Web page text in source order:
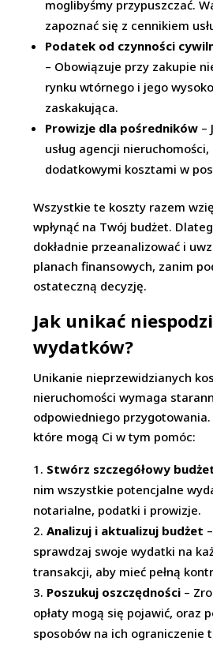
moglibyśmy przypuszczać.
zapoznać się z cennikiem
Podatek od czynności
– Obowiązuje przy zakupie
rynku wtórnego i jego
zaskakująca.
Prowizje dla pośredników –
usług agencji
dodatkowymi kosztami w
Wszystkie te koszty razem
wpłynąć na Twój budżet.
dokładnie przeanalizować i
planach finansowych, zanim
ostateczną decyzję.
Jak unikać
wydatków?
Unikanie nieprzewidzianych
nieruchomości wymaga
odpowiedniego
które mogą Ci w tym pomóc:
Stwórz szczegółowy
nim wszystkie potencjalne
notarialne, podatki i prowizje.
Analizuj i aktualizuj budżet
sprawdzaj swoje wydatki na
transakcji, aby mieć pełną
Poszukuj oszczędności –
opłaty mogą się pojawić, oraz
sposobów na ich ograniczenie